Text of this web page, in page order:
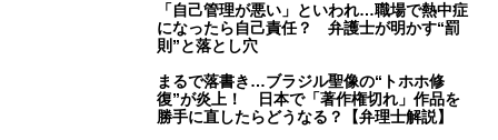
「自己管理が悪い」といわれ…職場で熱中症
になったら自己責任？ 弁護士が明かす“罰
則”と落とし穴
まるで落書き…ブラジル聖像の“トホホ修
復”が炎上！ 日本で「著作権切れ」作品を
勝手に直したらどうなる？【弁理士解説】